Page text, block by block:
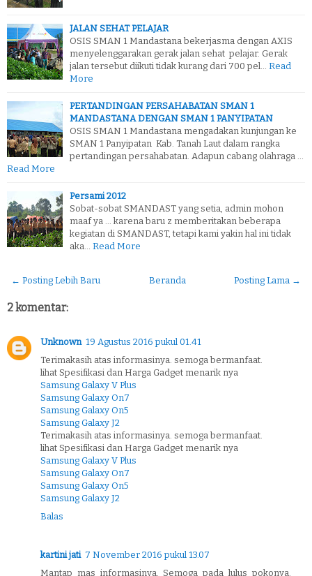
JALAN SEHAT PELAJAR
OSIS SMAN 1 Mandastana bekerjasma dengan AXIS
menyelenggarakan gerak jalan sehat pelajar. Gerak
jalan tersebut diikuti tidak kurang dari 700 pel… Read
More
PERTANDINGAN PERSAHABATAN SMAN 1
MANDASTANA DENGAN SMAN 1 PANYIPATAN
OSIS SMAN 1 Mandastana mengadakan kunjungan ke
SMAN 1 Panyipatan Kab. Tanah Laut dalam rangka
pertandingan persahabatan. Adapun cabang olahraga …
Read More
Persami 2012
Sobat-sobat SMANDAST yang setia, admin mohon
maaf ya ... karena baru z memberitakan beberapa
kegiatan di SMANDAST, tetapi kami yakin hal ini tidak
aka… Read More
← Posting Lebih Baru Posting Lama →
Beranda
2 komentar:
Unknown 19 Agustus 2016 pukul 01.41
Terimakasih atas informasinya. semoga bermanfaat.
lihat Spesifikasi dan Harga Gadget menarik nya
Samsung Galaxy V Plus
Samsung Galaxy On7
Samsung Galaxy On5
Samsung Galaxy J2
Terimakasih atas informasinya. semoga bermanfaat.
lihat Spesifikasi dan Harga Gadget menarik nya
Samsung Galaxy V Plus
Samsung Galaxy On7
Samsung Galaxy On5
Samsung Galaxy J2
Balas
kartini jati 7 November 2016 pukul 13.07
Mantap mas informasinya. Semoga pada lulus pokonya.